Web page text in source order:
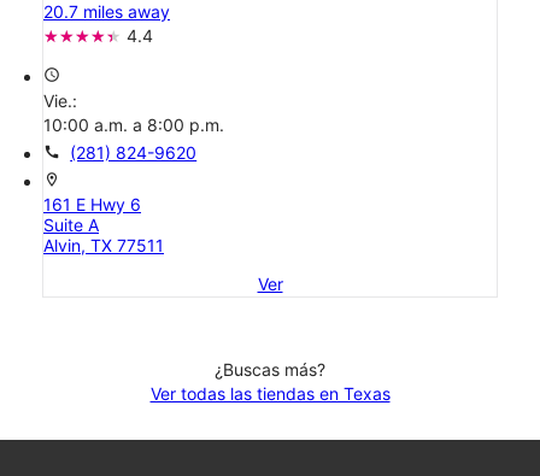
20.7 miles away
4.4
access_time
Vie.:
10:00 a.m. a 8:00 p.m.
call (281) 824-9620
location_on
161 E Hwy 6
Suite A
Alvin, TX 77511
Ver
¿Buscas más?
Ver todas las tiendas en Texas